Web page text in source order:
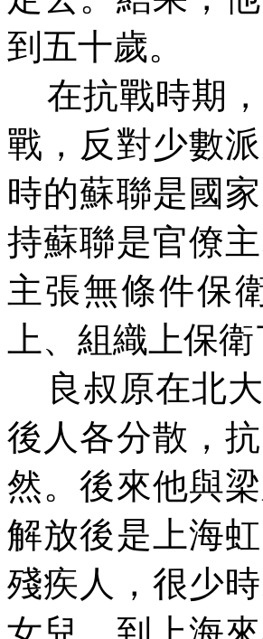
到五十歲。
在抗戰時期
戰，反對少數
時的蘇聯是國
持蘇聯是官僚
主張無條件保
上、組織上保
良叔原在北大
後人各分散，
然。後來他與
解放後是上海
殘疾人，很少